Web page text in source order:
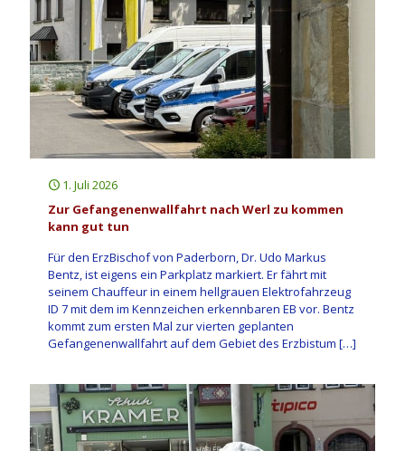
1. Juli 2026
Zur Gefangenenwallfahrt nach Werl zu kommen
kann gut tun
Für den ErzBischof von Paderborn, Dr. Udo Markus
Bentz, ist eigens ein Parkplatz markiert. Er fährt mit
seinem Chauffeur in einem hellgrauen Elektrofahrzeug
ID 7 mit dem im Kennzeichen erkennbaren EB vor. Bentz
kommt zum ersten Mal zur vierten geplanten
Gefangenenwallfahrt auf dem Gebiet des Erzbistum […]